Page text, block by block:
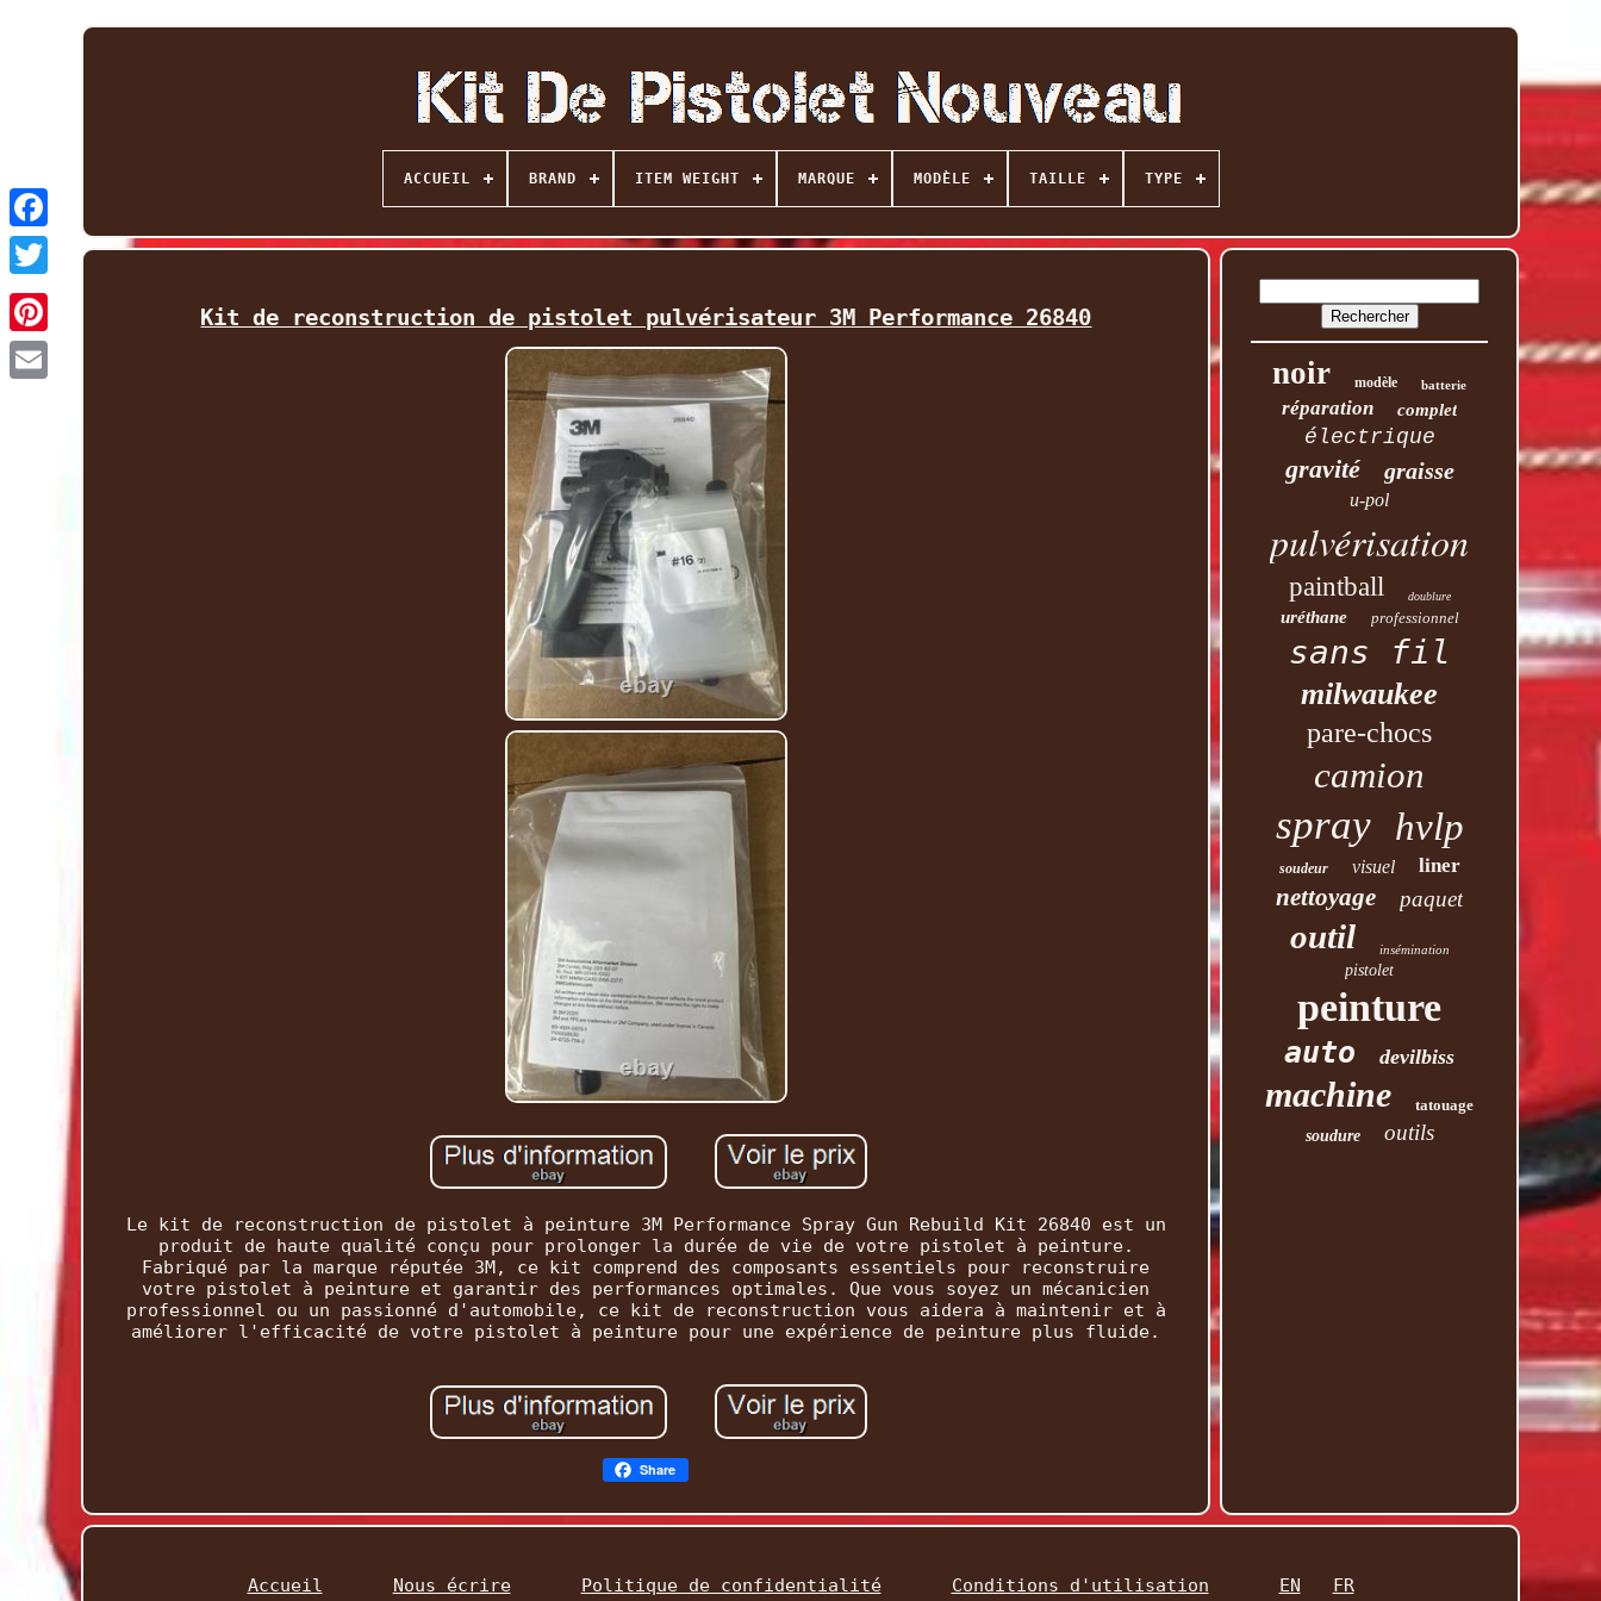
Facebook
Twitter
ACCUEIL BRAND ITEM WEIGHT MARQUE MODÈLE TAILLE TYPE
Kit de reconstruction de pistolet pulvérisateur 3M Performance 26840
Le kit de reconstruction de pistolet à peinture 3M Performance Spray Gun Rebuild Kit 26840 est un
produit de haute qualité conçu pour prolonger la durée de vie de votre pistolet à peinture.
Fabriqué par la marque réputée 3M, ce kit comprend des composants essentiels pour reconstruire
votre pistolet à peinture et garantir des performances optimales. Que vous soyez un mécanicien
professionnel ou un passionné d'automobile, ce kit de reconstruction vous aidera à maintenir et à
améliorer l'efficacité de votre pistolet à peinture pour une expérience de peinture plus fluide.
Share
noir modèle batterie
réparation complet
électrique
gravité graisse
u-pol
pulvérisation
paintball doublure
uréthane professionnel
sans fil
milwaukee
pare-chocs
camion
spray hvlp
soudeur visuel liner
nettoyage paquet
outil insémination
pistolet
peinture
auto devilbiss
machine
tatouage
soudure
outils
Accueil Nous écrire Politique de confidentialité Conditions d'utilisation EN FR